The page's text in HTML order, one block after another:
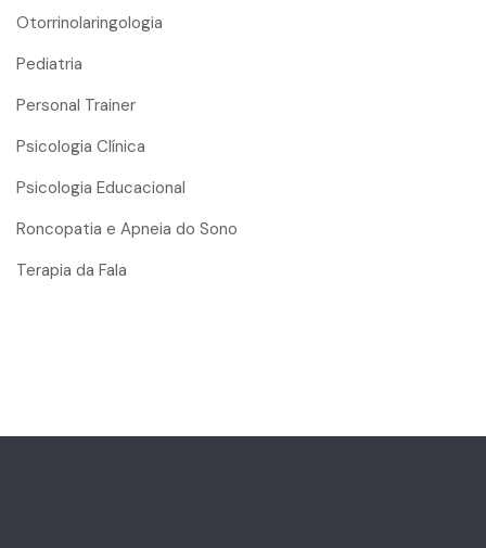
Otorrinolaringologia
Pediatria
Personal Trainer
Psicologia Clínica
Psicologia Educacional
Roncopatia e Apneia do Sono
Terapia da Fala